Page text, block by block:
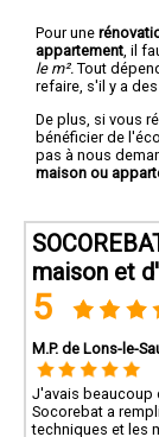
Pour une
appartement , il
le m². Tout
refaire, s'il y a
De plus, si vous
bénéficier de
pas à nous
maison ou
maison et
5
M.P. de Lons-le-
J'avais beaucoup
Socorebat a
techniques et les